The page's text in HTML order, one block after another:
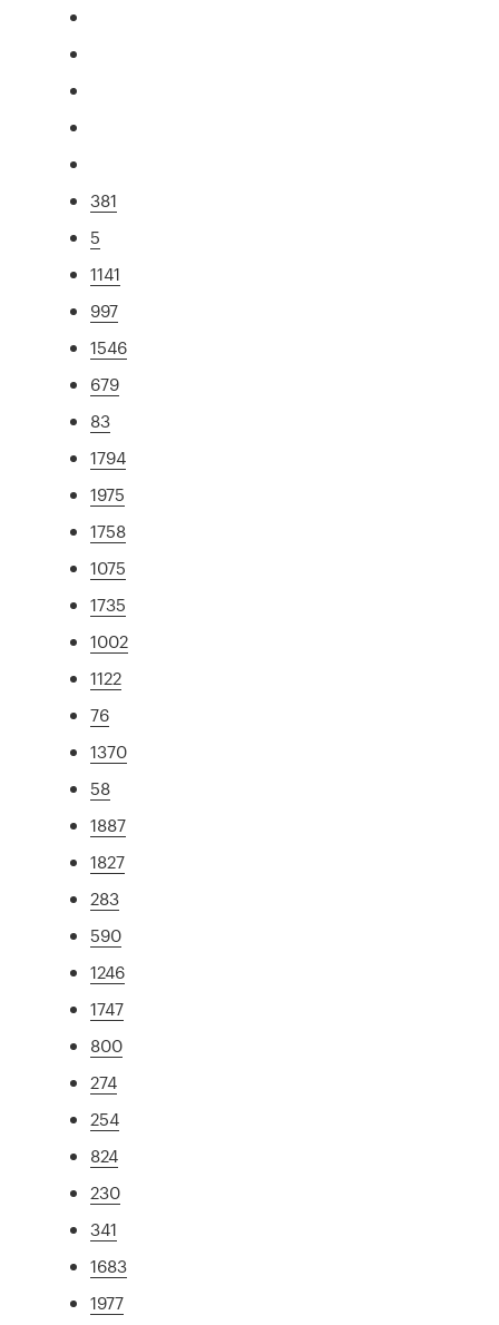
381
5
1141
997
1546
679
83
1794
1975
1758
1075
1735
1002
1122
76
1370
58
1887
1827
283
590
1246
1747
800
274
254
824
230
341
1683
1977